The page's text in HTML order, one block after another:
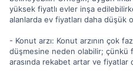
yüksek fiyatlı evler inşa
alanlarda ev fiyatları daha düşük
- Konut arzı: Konut arzının çok
düşmesine neden olabilir; çünkü
arasında rekabet artar ve fiyatlar